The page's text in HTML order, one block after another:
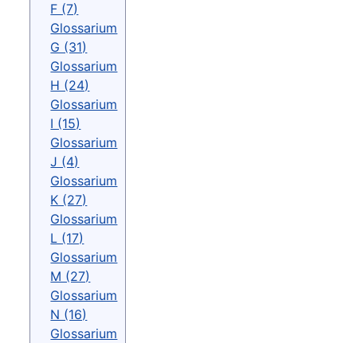
F (7)
Glossarium
G (31)
Glossarium
H (24)
Glossarium
I (15)
Glossarium
J (4)
Glossarium
K (27)
Glossarium
L (17)
Glossarium
M (27)
Glossarium
N (16)
Glossarium